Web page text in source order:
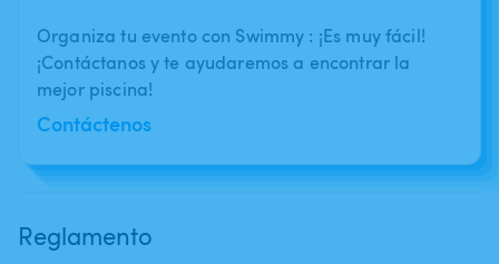
Organiza tu evento con Swimmy : ¡Es muy fácil!
¡Contáctanos y te ayudaremos a encontrar la
mejor piscina!
Contáctenos
Reglamento